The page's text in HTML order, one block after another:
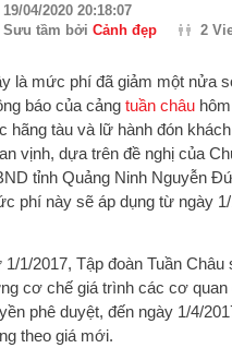
19/04/2020 20:18:07
Sưu tầm bởi Cảnh đẹp 2
là mức phí đã giảm một nửa
báo của cảng tuần châu
hãng tàu và lữ hành đón
vịnh, dựa trên đề nghị của
tỉnh Quảng Ninh Nguyễn
phí này sẽ áp dụng từ ngày 1/
1/1/2017, Tập đoàn Tuần Châu
cơ chế giá trình các cơ quan
phê duyệt, đến ngày 1/4/
theo giá mới.